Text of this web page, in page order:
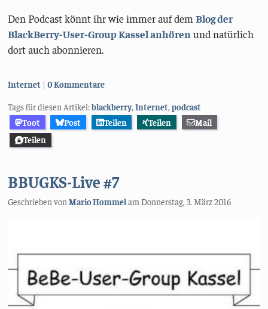
Den Podcast könnt ihr wie immer auf demBlog der
BlackBerry-User-Group Kassel anhören und natürlich
dort auch abonnieren.
Kategorien:
Internet 0 Kommentare
Tags für diesen Artikel:blackberry,Internet,podcast
Toot
Post Teilen Teilen
Mail
Teilen
BBUGKS-Live #7
Geschrieben vonMario HommelamDonnerstag, 3. März 2016